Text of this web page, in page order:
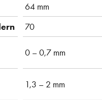
64 mm
70
0 – 0,7 mm
1,3 – 2 mm